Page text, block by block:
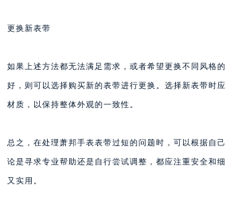
更换新表带
如果上述方法都无法满足需求，或者希望更换不同风格
好，则可以选择购买新的表带进行更换。选择新表带时
材质，以保持整体外观的一致性。
总之，在处理萧邦手表表带过短的问题时，可以根据自
论是寻求专业帮助还是自行尝试调整，都应注重安全和
又实用。